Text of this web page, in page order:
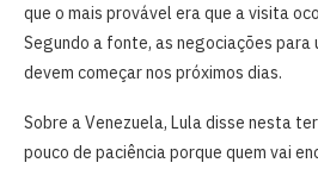
que ‌o mais provável era que a visita
Segundo a fonte, as negociações
devem começar nos próximos dias.
Sobre a Venezuela, Lula disse nesta
pouco de paciência porque quem vai